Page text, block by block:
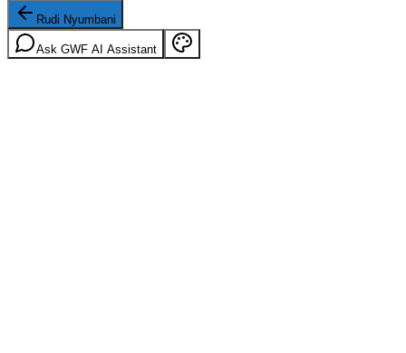
Rudi Nyumbani
Ask GWF AI Assistant